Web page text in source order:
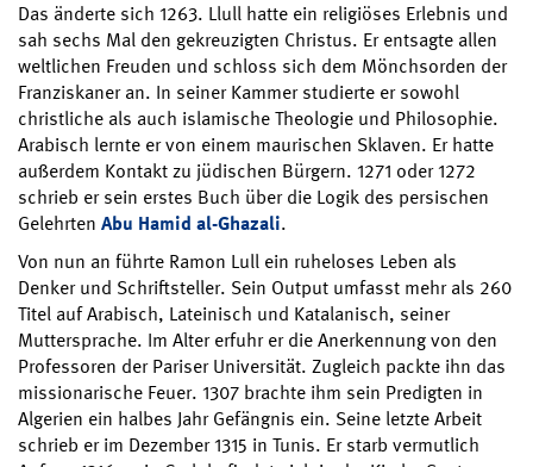
Das änderte sich 1263. Llull hatte ein religiöses Erlebnis und
sah sechs Mal den gekreuzigten Christus. Er entsagte allen
weltlichen Freuden und schloss sich dem Mönchsorden der
Franziskaner an. In seiner Kammer studierte er sowohl
christliche als auch islamische Theologie und Philosophie.
Arabisch lernte er von einem maurischen Sklaven. Er hatte
außerdem Kontakt zu jüdischen Bürgern. 1271 oder 1272
schrieb er sein erstes Buch über die Logik des persischen
Gelehrten Abu Hamid al-Ghazali.
Von nun an führte Ramon Lull ein ruheloses Leben als
Denker und Schriftsteller. Sein Output umfasst mehr als 260
Titel auf Arabisch, Lateinisch und Katalanisch, seiner
Muttersprache. Im Alter erfuhr er die Anerkennung von den
Professoren der Pariser Universität. Zugleich packte ihn das
missionarische Feuer. 1307 brachte ihm sein Predigten in
Algerien ein halbes Jahr Gefängnis ein. Seine letzte Arbeit
schrieb er im Dezember 1315 in Tunis. Er starb vermutlich